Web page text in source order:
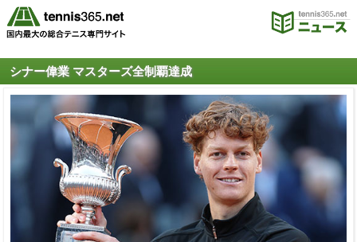
シナー偉業 マスターズ全制覇達成